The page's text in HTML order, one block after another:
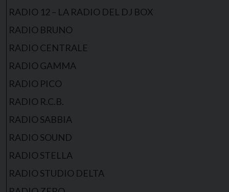
RADIO 12 – LA RADIO DEL DJ BOX
RADIO BRUNO
RADIO CENTRALE
RADIO GAMMA
RADIO PICO
RADIO R.C.B.
RADIO SABBIA
RADIO SOUND
RADIO STELLA
RADIO STUDIO DELTA